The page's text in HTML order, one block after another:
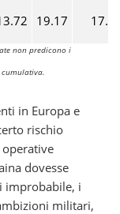
19.17
non predicono i
in Europa e
rischio
dovesse
improbabile, i
militari,